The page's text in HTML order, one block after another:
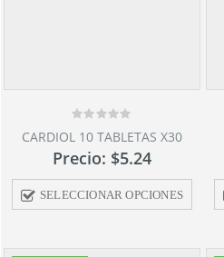
out
of
5
CARDIOL 10 TABLETAS X30
Precio: $5.24
SELECCIONAR OPCIONES